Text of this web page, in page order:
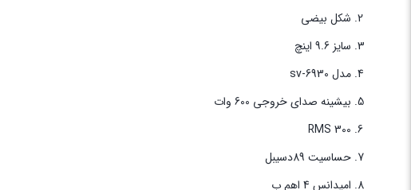
شکل بیضی
سایز 9.6 اینچ
مدل sv-6930
بیشینه صدای خروجی 600 وات
300 RMS
حساسیت 89دسیبل
امپدانس 4 اهم ب